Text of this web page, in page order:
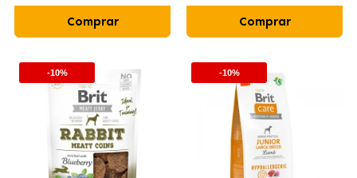
Comprar Comprar
-10% -10%